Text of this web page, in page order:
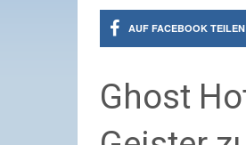
AUF FACEBOOK TEILEN
Ghost